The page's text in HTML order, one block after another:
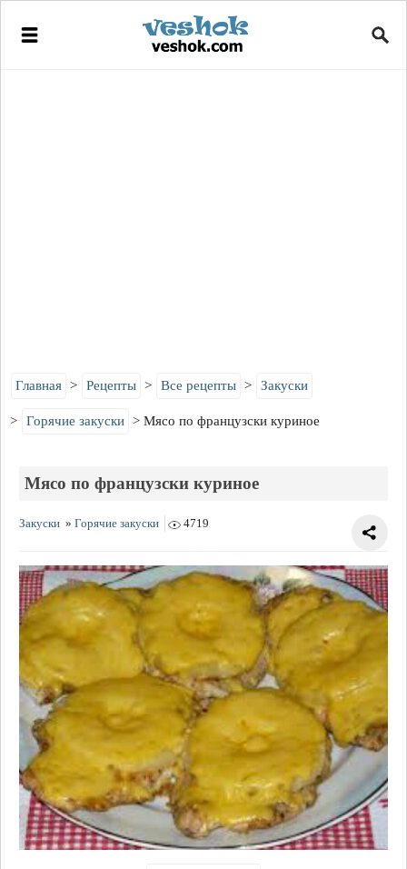
Главная Рецепты Все рецепты Закуски
Горячие закуски Мясо по французски куриное
Мясо по французски куриное
Закуски » Горячие закуски 4719